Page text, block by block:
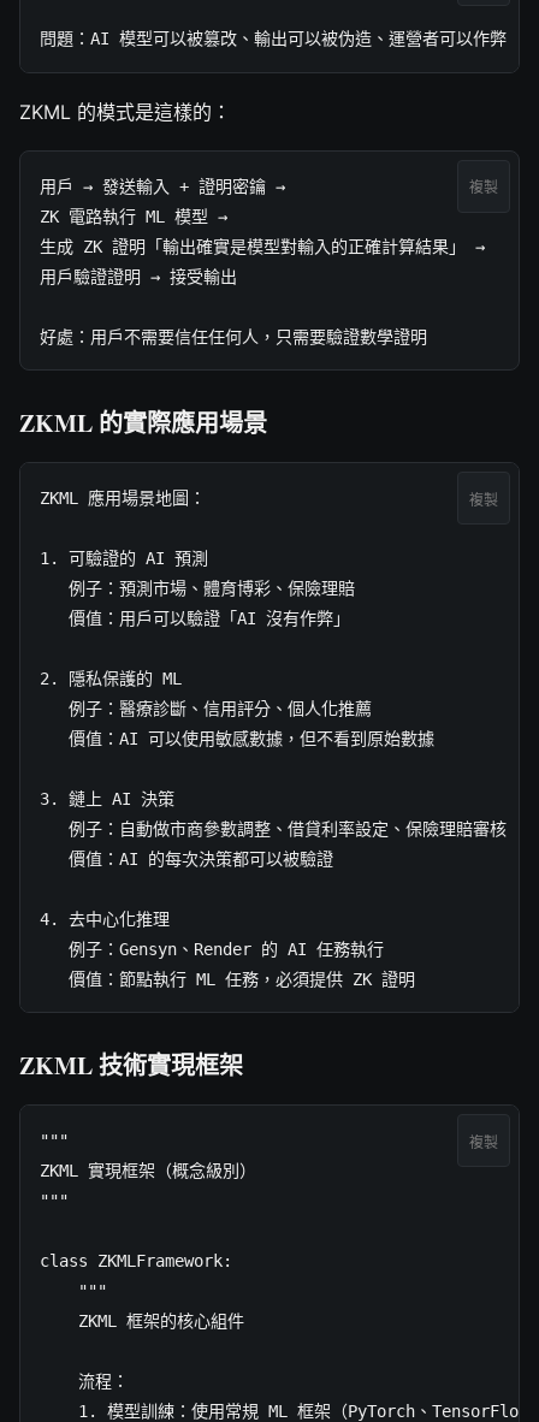
問題：AI 模型可以被篡改、輸出可以被伪造、運營者可以作弊
ZKML 的模式是這樣的：
用戶 → 發送輸入 + 證明密鑰 →
ZK 電路執行 ML 模型 →
生成 ZK 證明「輸出確實是模型對輸入的正確計算結果」 →
用戶驗證證明 → 接受輸出
好處：用戶不需要信任任何人，只需要驗證數學證明
複製
ZKML 的實際應用場景
ZKML 應用場景地圖：
1. 可驗證的 AI 預測
   例子：預測市場、體育博彩、保險理賠
   價值：用戶可以驗證「AI 沒有作弊」
2. 隱私保護的 ML
   例子：醫療診斷、信用評分、個人化推薦
   價值：AI 可以使用敏感數據，但不看到原始數據
3. 鏈上 AI 決策
   例子：自動做市商參數調整、借貸利率設定、保險理賠審核
   價值：AI 的每次決策都可以被驗證
4. 去中心化推理
   例子：Gensyn、Render 的 AI 任務執行
   價值：節點執行 ML 任務，必須提供 ZK 證明
複製
ZKML 技術實現框架
"""
ZKML 實現框架（概念級別）
"""
class ZKMLFramework:
    """
    ZKML 框架的核心組件
    流程：
1. 模型訓練：使用常規 ML 框架（PyTorch、TensorFlow
複製